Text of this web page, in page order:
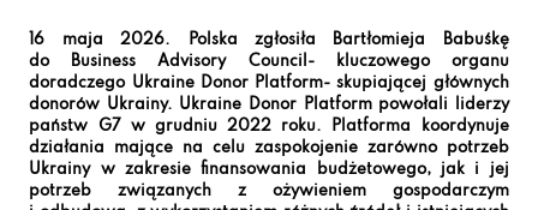
16 maja 2026. Polska zgłosiła Bartłomieja Babuśkę
do Business Advisory Council- kluczowego organu
doradczego Ukraine Donor Platform- skupiającej głównych
donorów Ukrainy. Ukraine Donor Platform powołali liderzy
państw G7 w grudniu 2022 roku. Platforma koordynuje
działania mające na celu zaspokojenie zarówno potrzeb
Ukrainy w zakresie finansowania budżetowego, jak i jej
potrzeb związanych z ożywieniem gospodarczym